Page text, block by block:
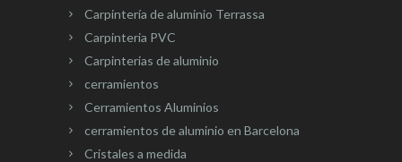
Carpintería de aluminio Terrassa
Carpinteria PVC
Carpinterias de aluminio
cerramientos
Cerramientos Aluminios
cerramientos de aluminio en Barcelona
Cristales a medida